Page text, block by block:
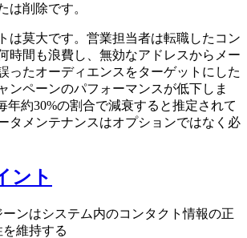
は削除です。
は莫大です。営業担当者は転職したコン
時間も浪費し、無効なアドレスからメー
ったオーディエンスをターゲットにした
ンペーンのパフォーマンスが低下しま
年約30%の割合で減衰すると推定されて
タメンテナンスはオプションではなく必
ント
ンはシステム内のコンタクト情報の正
維持する